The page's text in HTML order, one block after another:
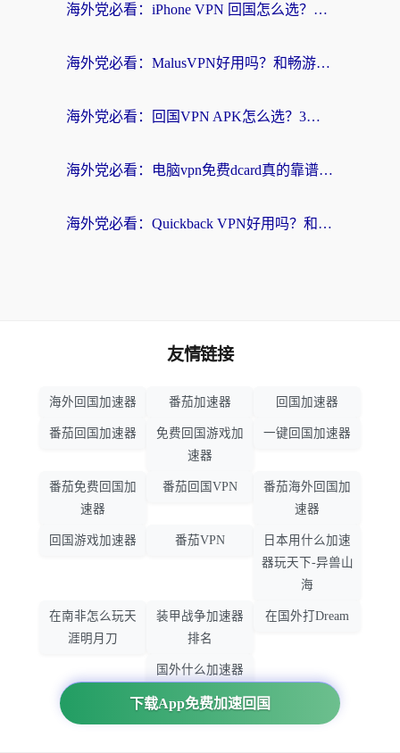
海外党必看：iPhone VPN 回国怎么选？一篇搞定无缝访问国内资源
海外党必看：MalusVPN好用吗？和畅游VPN对比哪个回国效果更好？附穿梭飞鱼神龟真实体验
海外党必看：回国VPN APK怎么选？3步教你无缝刷国内剧玩国服
海外党必看：电脑vpn免费dcard真的靠谱吗？教你选对回国加速器无缝访问国内资源
海外党必看：Quickback VPN好用吗？和小黑牛VPN对比哪个回国效果更好？附真实体验+避坑指南
下载App免费加速回国
友情链接
海外回国加速器 番茄加速器 回国加速器
番茄回国加速器
免费回国游戏加
速器
一键回国加速器
番茄免费回国加
速器
番茄回国VPN
番茄海外回国加
速器
回国游戏加速器 番茄VPN
日本用什么加速
器玩天下-异兽山
海
在南非怎么玩天
涯明月刀
装甲战争加速器
排名
在国外打Dream
国外什么加速器
玩暗黑破坏神